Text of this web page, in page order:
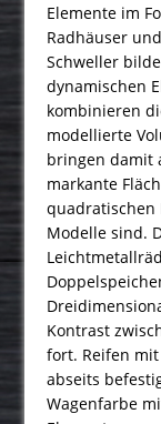
Elemente im
Radhäuser
Schweller
dynamischen
kombinieren
modellierte
bringen damit
markante
quadratischen
Modelle sind.
Kontrast
fort. Reifen
abseits
Wagenfarbe